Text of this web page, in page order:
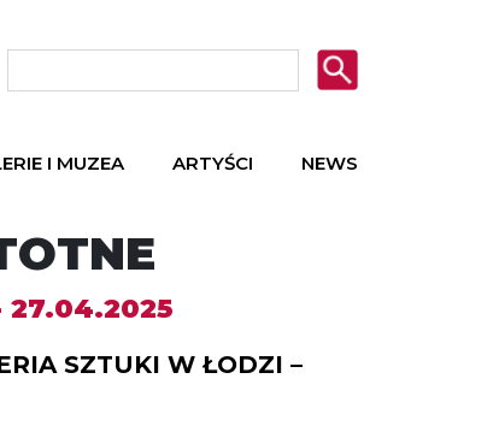
I MUZEA ARTYŚCI NEWS
27.04.2025
SZTUKI W ŁODZI –